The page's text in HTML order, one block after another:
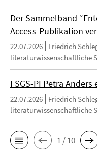
Der Sammelband
Access-Publikation
22.07.2026
Friedrich
literaturwissenschaftliche
FSGS-PI Petra
22.07.2026
Friedrich
literaturwissenschaftliche
1 / 10